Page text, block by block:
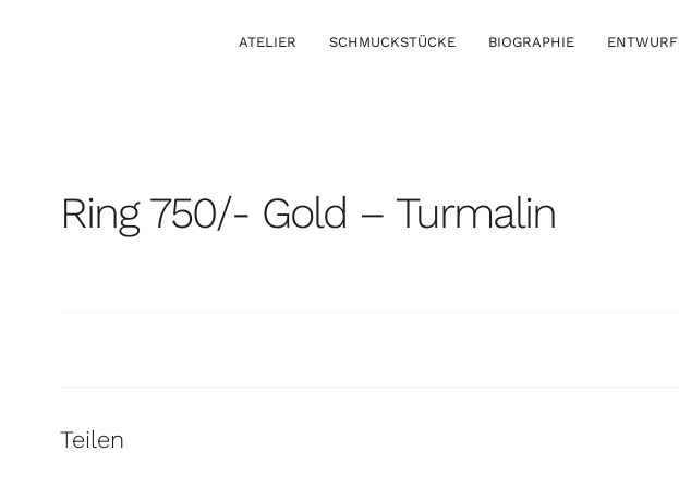
ATELIER SCHMUCKSTÜCKE
Ansteckschmuck
Ohrschmuck
BIOGRAPHIE ENTWURF
Ring 750/- Gold – Turmalin
Teilen